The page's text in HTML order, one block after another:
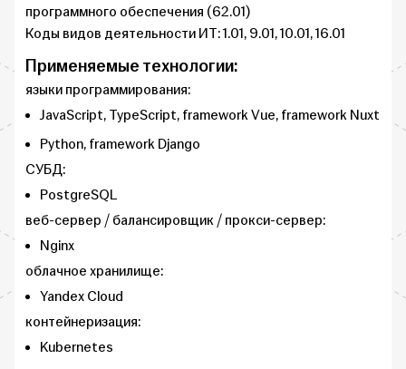
программного обеспечения (62.01)
Коды видов деятельности ИТ: 1.01, 9.01, 10.01, 16.01
Применяемые технологии:
языки программирования:
JavaScript, TypeScript, framework Vue, framework Nuxt
Python, framework Django
СУБД:
PostgreSQL
веб-сервер / балансировщик / прокси-сервер:
Nginx
облачное хранилище:
Yandex Cloud
контейнеризация:
Kubernetes